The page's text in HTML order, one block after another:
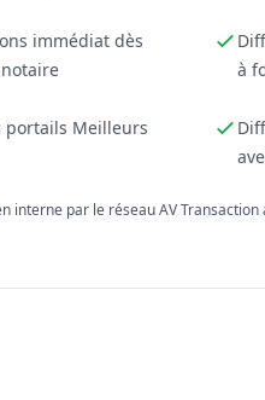
immédiat dès
à
Meilleurs
interne par le réseau AV